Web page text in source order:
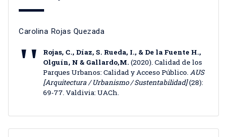
Carolina Rojas Quezada
Rojas, C., Díaz, S. Rueda, I., & De la Fuente H.,
Olguín, N & Gallardo,M. (2020). Calidad de los
Parques Urbanos: Calidad y Acceso Público. AUS
[Arquitectura / Urbanismo / Sustentabilidad](28):
69-77. Valdivia: UACh.